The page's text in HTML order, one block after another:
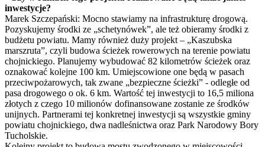
inwestycje?
Marek Szczepański: Mocno stawiamy na infrastrukturę drogową.
Pozyskujemy środki ze „schetynówek”, ale też obieramy środki z
budżetu powiatu. Mamy również duży projekt – „Kaszubska
marszruta”, czyli budowa ścieżek rowerowych na terenie powiatu
chojnickiego. Planujemy wybudować 82 kilometrów ścieżek oraz
oznakować kolejne 100 km. Umiejscowione one będą w pasach
przeciwpożarowych, tak zwane „bezpieczne ścieżki” - odległe od
pasa drogowego o ok. 6 km. Wartość tej inwestycji to 16,5 miliona
złotych z czego 10 milionów dofinansowane zostanie ze środków
unijnych. Partnerami tej konkretnej inwestycji są wszystkie gminy
powiatu chojnickiego, dwa nadleśnictwa oraz Park Narodowy Bory
Tucholskie.